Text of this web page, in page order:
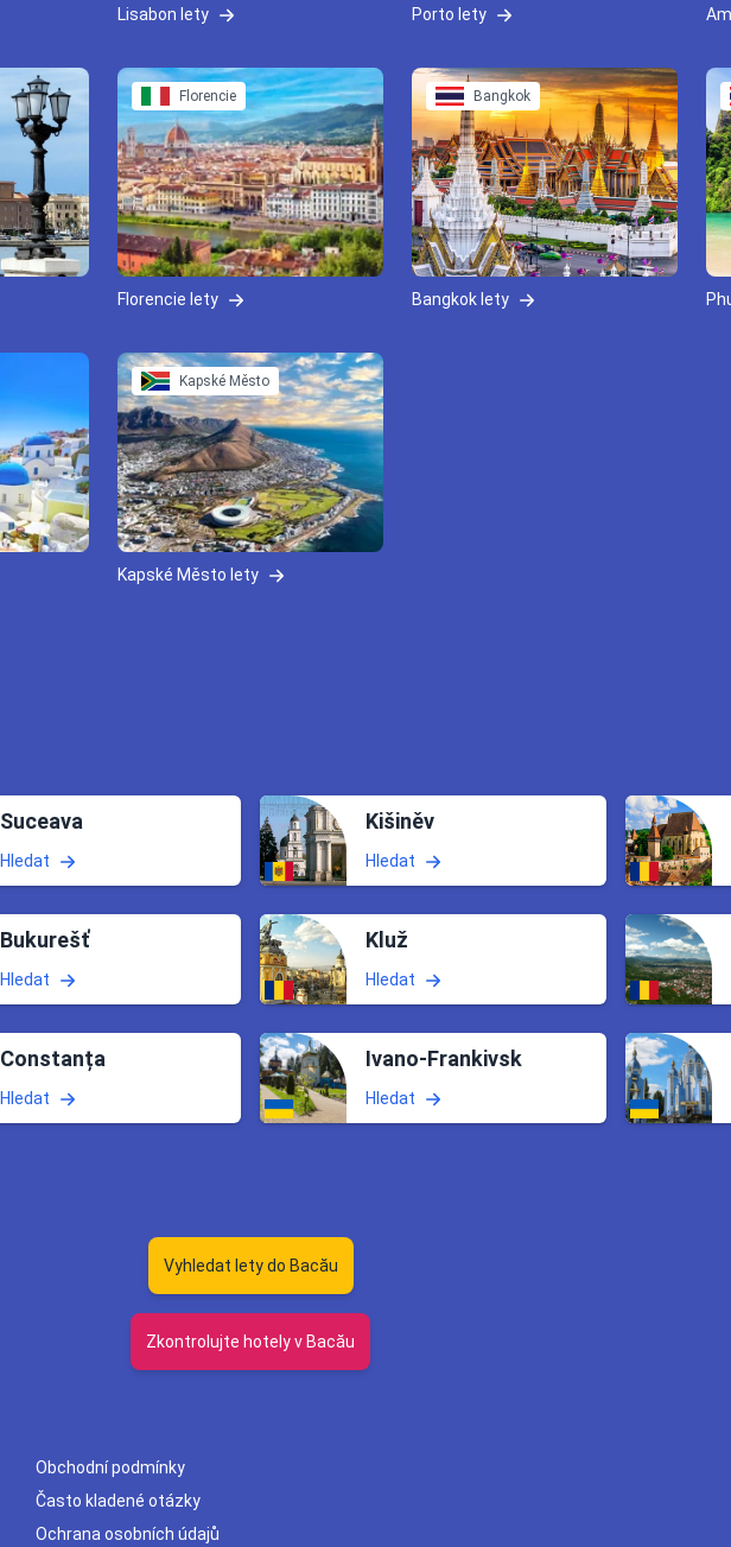
Lisabon lety Porto lety
Florencie
Florencie lety
Bangkok
Bangkok lety
Kapské Město
Kapské Město lety
Suceava
Hledat
Kišiněv
Hledat
Bukurešť
Hledat
Kluž
Hledat
Constanța
Hledat
Ivano-Frankivsk
Hledat
Vyhledat lety do Bacău
Zkontrolujte hotely v Bacău
Obchodní podmínky
Často kladené otázky
Ochrana osobních údajů